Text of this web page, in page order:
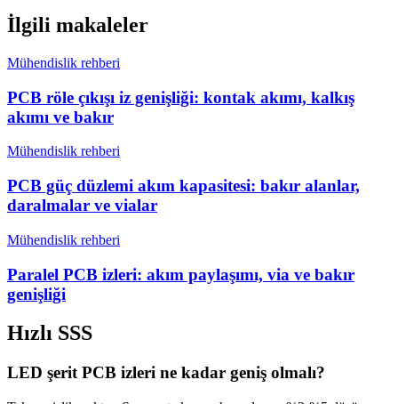
İlgili makaleler
Mühendislik rehberi
PCB röle çıkışı iz genişliği: kontak akımı, kalkış
akımı ve bakır
Mühendislik rehberi
PCB güç düzlemi akım kapasitesi: bakır alanlar,
daralmalar ve vialar
Mühendislik rehberi
Paralel PCB izleri: akım paylaşımı, via ve bakır
genişliği
Hızlı SSS
LED şerit PCB izleri ne kadar geniş olmalı?